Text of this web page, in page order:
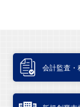
会計監査・